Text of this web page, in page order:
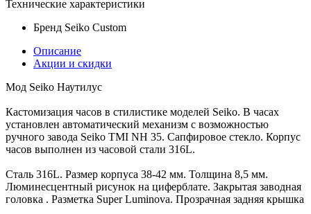
Технические характеристики
Бренд Seiko Custom
Описание
Акции и скидки
Мод Seiko Наутилус
Кастомизация часов в стилистике моделей Seiko. В часах
установлен автоматический механизм с возможностью
ручного завода Seiko TMI NH 35. Сапфировое стекло. Корпус
часов выполнен из часовой стали 316L.
Сталь 316L. Размер корпуса 38-42 мм. Толщина 8,5 мм.
Люминесцентный рисунок на циферблате. Закрытая заводная
головка . Разметка Super Luminova. Прозрачная задняя крышка